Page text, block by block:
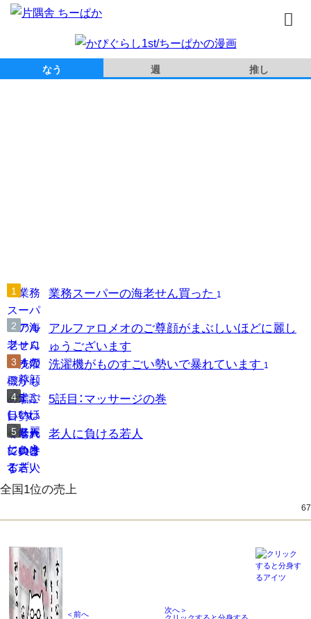
なう 週 推し
業務スーパーの海老せん買った 1
アルファロメオのご尊顔がまぶしいほどに麗し
ゅうございます
洗濯機がものすごい勢いで暴れています 1
5話目：マッサージの巻
老人に負ける若人
全国1位の売上
67
＜前へ 次へ＞
トップページ